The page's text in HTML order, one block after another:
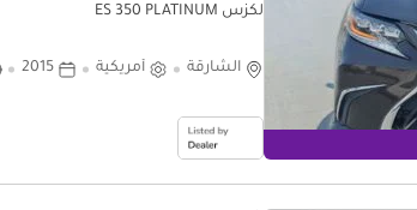
لكزس ES 350 PLATINUM
الشارقة أمريكية 2015